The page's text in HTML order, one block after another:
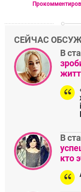
СЕЙЧАС
В
В
кто